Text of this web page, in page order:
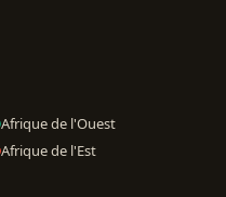
Afrique de l'Ouest
Afrique de l'Est